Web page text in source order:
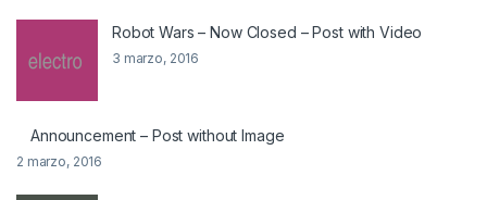
Robot Wars – Now Closed – Post with Video
3 marzo, 2016
Announcement – Post without Image
2 marzo, 2016